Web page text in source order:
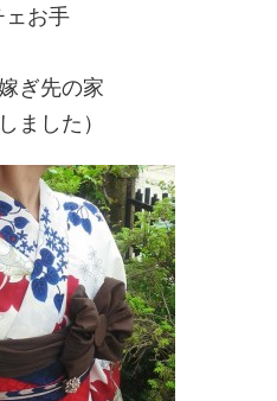
ェお手
ぎ先の家
ました）